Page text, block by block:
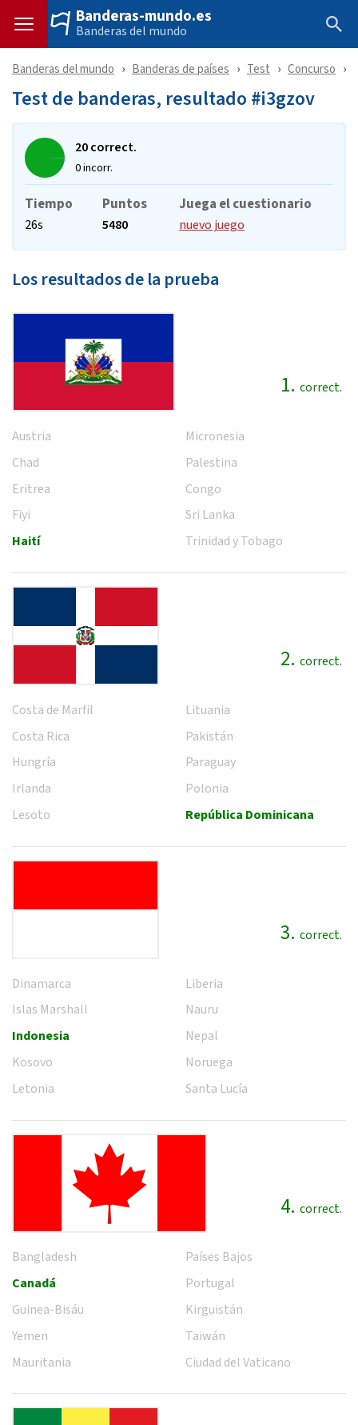
Banderas-mundo.es
Banderas del mundo
Banderas del mundo Banderas de países Test Concurso
Test de banderas, resultado #i3gzov
20 correct.
0 incorr.
Tiempo
26s
Puntos
5480
Juega el cuestionario
nuevo juego
Los resultados de la prueba
1. correct.
Austria
Chad
Eritrea
Fiyi
Haití
Micronesia
Palestina
Congo
Sri Lanka
Trinidad y Tobago
2. correct.
Costa de Marfil
Costa Rica
Hungría
Irlanda
Lesoto
Lituania
Pakistán
Paraguay
Polonia
República Dominicana
3. correct.
Dinamarca
Islas Marshall
Indonesia
Kosovo
Letonia
Liberia
Nauru
Nepal
Noruega
Santa Lucía
4. correct.
Bangladesh
Canadá
Guinea-Bisáu
Yemen
Mauritania
Países Bajos
Portugal
Kirguistán
Taiwán
Ciudad del Vaticano